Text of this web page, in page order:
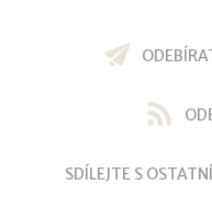
SDÍLEJTE S